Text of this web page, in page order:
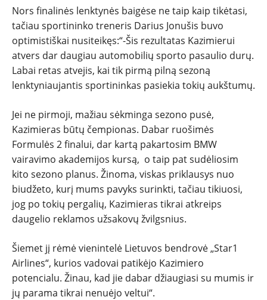
Nors finalinės lenktynės baigėse ne taip kaip tikėtasi,
tačiau sportininko treneris Darius Jonušis buvo
optimistiškai nusiteikęs:“-Šis rezultatas Kazimierui
atvers dar daugiau automobilių sporto pasaulio durų.
Labai retas atvejis, kai tik pirmą pilną sezoną
lenktyniaujantis sportininkas pasiekia tokių aukštumų.
Jei ne pirmoji, mažiau sėkminga sezono pusė,
Kazimieras būtų čempionas. Dabar ruošimės
Formulės 2 finalui, dar kartą pakartosim BMW
vairavimo akademijos kursą, o taip pat sudėliosim
kito sezono planus. Žinoma, viskas priklausys nuo
biudžeto, kurį mums pavyks surinkti, tačiau tikiuosi,
jog po tokių pergalių, Kazimieras tikrai atkreips
daugelio reklamos užsakovų žvilgsnius.
Šiemet jį rėmė vienintelė Lietuvos bendrovė „Star1
Airlines“, kurios vadovai patikėjo Kazimiero
potencialu. Žinau, kad jie dabar džiaugiasi su mumis ir
jų parama tikrai nenuėjo veltui“.